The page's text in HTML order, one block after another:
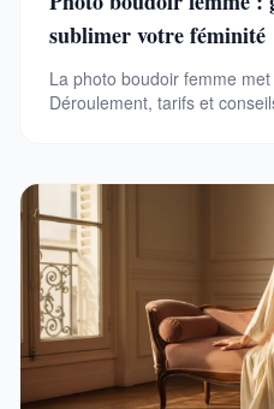
sublimer votre féminité
La photo boudoir femme
Déroulement, tarifs et